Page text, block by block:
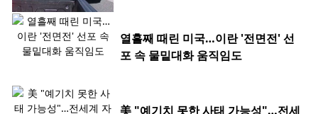
열흘째 때린 미국…이란 '전면전' 선
포 속 물밑대화 움직임도
美 "예기치 못한 사태 가능성"…전세